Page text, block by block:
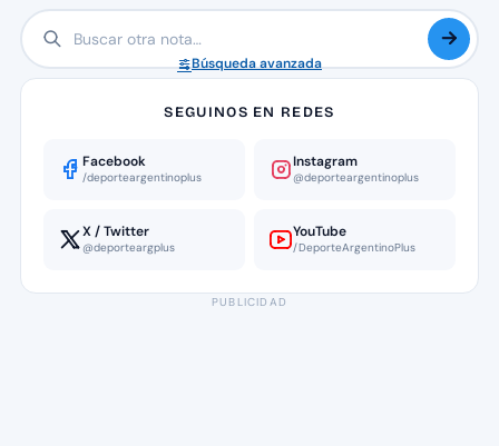
Búsqueda avanzada
SEGUINOS EN REDES
Facebook
/deporteargentinoplus
Instagram
@deporteargentinoplus
X / Twitter
@deporteargplus
YouTube
/DeporteArgentinoPlus
PUBLICIDAD